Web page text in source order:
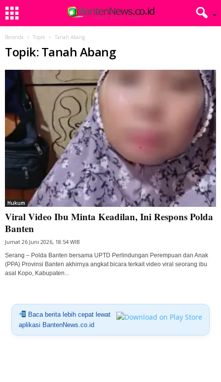
Beranda Topik Tanah Abang
Topik: Tanah Abang
Hukum
Viral Video Ibu Minta Keadilan, Ini Respons Polda
Banten
Jumat 26 Juni 2026, 18:54 WIB
Serang – Polda Banten bersama UPTD Perlindungan Perempuan dan Anak
(PPA) Provinsi Banten akhirnya angkat bicara terkait video viral seorang ibu
asal Kopo, Kabupaten...
Baca berita lebih cepat lewat
aplikasi BantenNews.co.id